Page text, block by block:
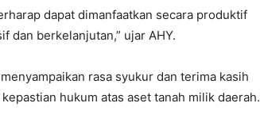
dapat dimanfaatkan secara produktif
dan berkelanjutan,” ujar AHY.
rasa syukur dan terima kasih
hukum atas aset tanah milik daerah.